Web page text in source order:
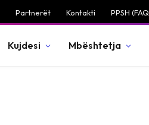
Partnerët Kontakti PPSH
Kujdesi Mbështetja